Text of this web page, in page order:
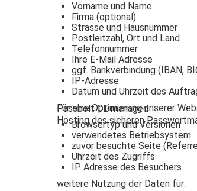
Passbolt CE managed
Hosting des sicheren
Vorname und Name
Firma (optional)
Strasse und Hausnummer
Postleitzahl, Ort und Land
Telefonnummer
Ihre E-Mail Adresse
ggf. Bankverbindung (IBAN,
IP-Adresse
Datum und Uhrzeit des
Für eine Optimierung unserer
Browsertyp und Versionen
verwendetes Betriebsystem
zuvor besuchte Seite
Uhrzeit des Zugriffs
IP Adresse des Besuchers
weitere Nutzung der Daten für: